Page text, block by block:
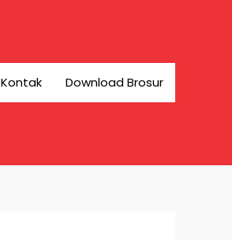
Kontak Download Brosur